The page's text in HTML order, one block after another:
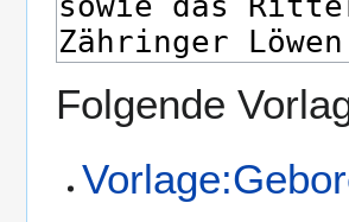
Folgende